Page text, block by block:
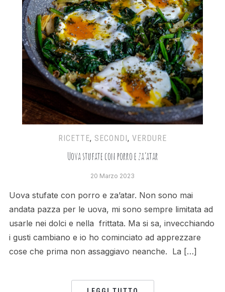
RICETTE, SECONDI, VERDURE
Uova stufate con porro e za’atar
20 Marzo 2023
Uova stufate con porro e za’atar. Non sono mai
andata pazza per le uova, mi sono sempre limitata ad
usarle nei dolci e nella frittata. Ma si sa, invecchiando
i gusti cambiano e io ho cominciato ad apprezzare
cose che prima non assaggiavo neanche. La […]